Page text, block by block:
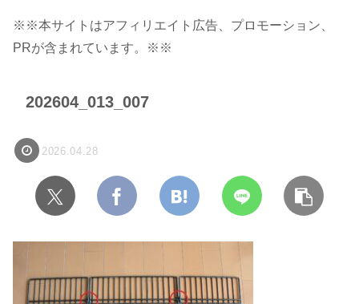
※※本サイトはアフィリエイト広告、プロモーション、
PRが含まれています。※※
202604_013_007
2026.04.28